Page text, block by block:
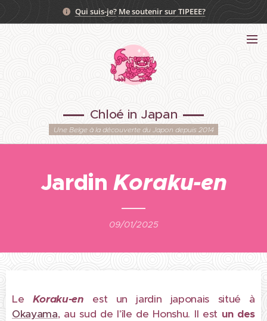
Qui suis-je? Me soutenir sur TIPEEE?
Chloé in Japan
Une Belge à la découverte du Japon depuis 2014
JardinKoraku-en
09/01/2025
Le Koraku-en est un jardin japonais situé à
Okayama, au sud de l'île de Honshu. Il est un des